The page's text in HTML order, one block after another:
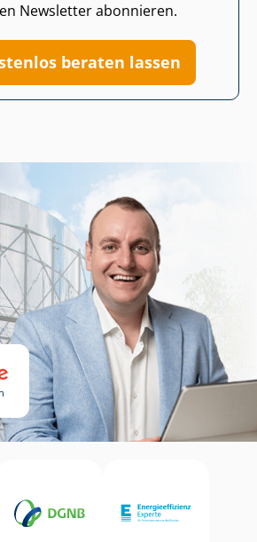
Newsletter abonnieren.
beraten lassen